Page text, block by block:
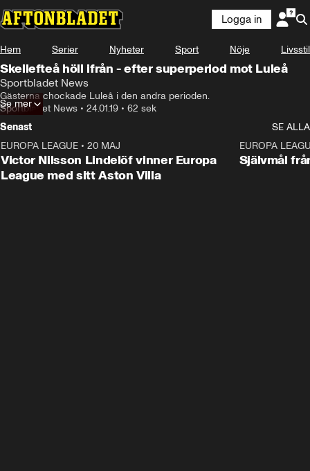
Logga in
Hem Serier Nyheter Sport Nöje Livsstil
Skellefteå höll ifrån - efter superperiod mot Luleå
Sportbladet News
Gästerna chockade Luleå i den andra perioden.
Sportbladet News • 24.01.19 • 62 sek
Se mer
Senast
SE ALLA
EUROPA LEAGUE • 20 MAJ
Victor Nilsson Lindelöf vinner Europa
League med sitt Aston Villa
EUROPA
Självmål